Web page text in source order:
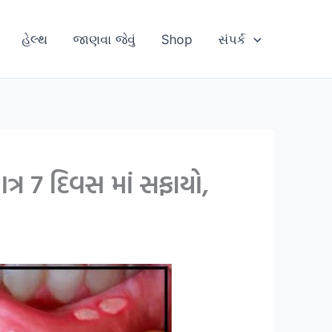
હેલ્થ જાણવા જેવું Shop સંપર્ક
7 દિવસ માં સફાયો,